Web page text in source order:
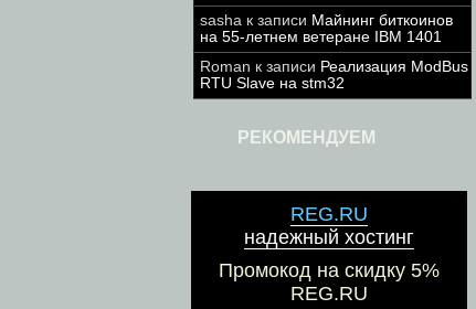
sasha к записи Майнинг биткоинов
на 55-летнем ветеране IBM 1401
Roman к записи Реализация ModBus
RTU Slave на stm32
РЕКОМЕНДУЕМ
REG.RU
надежный хостинг
Промокод на скидку 5%
REG.RU